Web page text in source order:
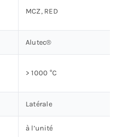
MCZ, RED
Alutec®
> 1000 °C
Latérale
à l’unité